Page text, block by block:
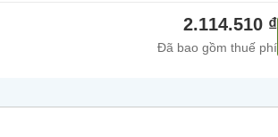
2.114.510 ₫
Đã bao gồm thuế phí